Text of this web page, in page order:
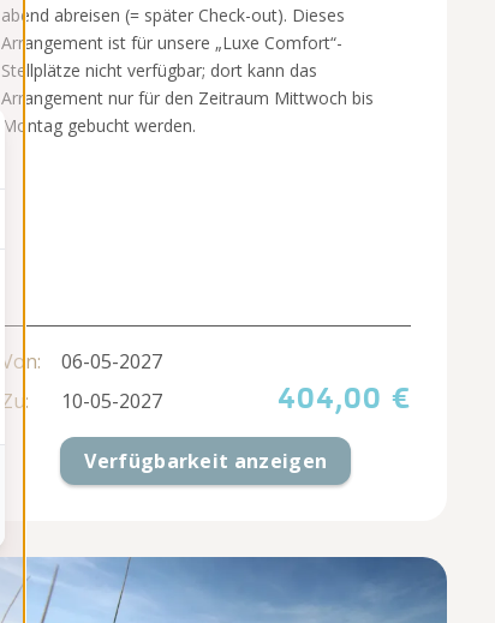
abend abreisen (= später Check-out). Dieses
Arrangement ist für unsere „Luxe Comfort“-
Stellplätze nicht verfügbar; dort kann das
Arrangement nur für den Zeitraum Mittwoch bis
Montag gebucht werden.
Von:
06-05-2027
Zu:
10-05-2027 404,00 €
Verfügbarkeit anzeigen